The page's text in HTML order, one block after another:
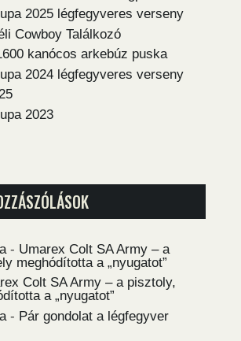
2025 légfegyveres verseny
Cowboy Találkozó
kanócos arkebúz puska
2024 légfegyveres verseny
2023
- Umarex Colt SA Army – a
meghódította a „nyugatot”
Colt SA Army – a pisztoly,
a „nyugatot”
- Pár gondolat a légfegyver